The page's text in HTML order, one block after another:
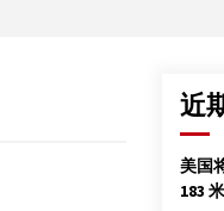
景观及木塑
2012年
近
美国
183